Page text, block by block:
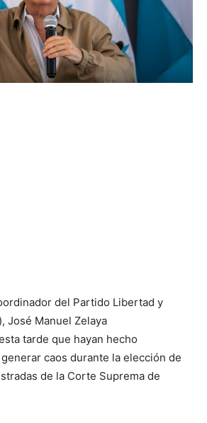
del Partido Libertad y
José Manuel Zelaya
tarde que hayan hecho
caos durante la elección de
de la Corte Suprema de